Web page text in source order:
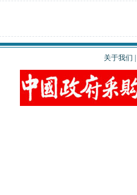
关于我们